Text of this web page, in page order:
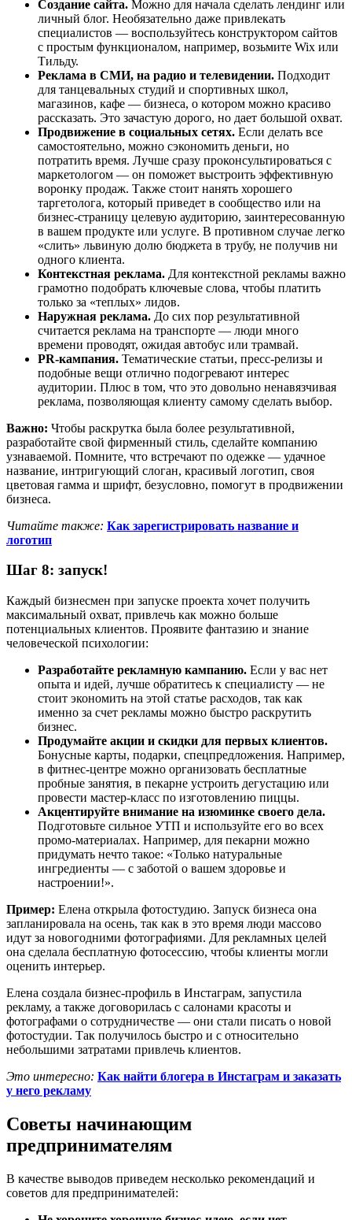
Создание сайта. Можно для начала сделать лендинг или
личный блог. Необязательно даже привлекать
специалистов — воспользуйтесь конструктором сайтов
с простым функционалом, например, возьмите Wix или
Тильду.
Реклама в СМИ, на радио и телевидении. Подходит
для танцевальных студий и спортивных школ,
магазинов, кафе — бизнеса, о котором можно красиво
рассказать. Это зачастую дорого, но дает большой охват.
Продвижение в социальных сетях. Если делать все
самостоятельно, можно сэкономить деньги, но
потратить время. Лучше сразу проконсультироваться с
маркетологом — он поможет выстроить эффективную
воронку продаж. Также стоит нанять хорошего
таргетолога, который приведет в сообщество или на
бизнес-страницу целевую аудиторию, заинтересованную
в вашем продукте или услуге. В противном случае легко
«слить» львиную долю бюджета в трубу, не получив ни
одного клиента.
Контекстная реклама. Для контекстной рекламы важно
грамотно подобрать ключевые слова, чтобы платить
только за «теплых» лидов.
Наружная реклама. До сих пор результативной
считается реклама на транспорте — люди много
времени проводят, ожидая автобус или трамвай.
PR-кампания. Тематические статьи, пресс-релизы и
подобные вещи отлично подогревают интерес
аудитории. Плюс в том, что это довольно ненавязчивая
реклама, позволяющая клиенту самому сделать выбор.
Важно: Чтобы раскрутка была более результативной,
разработайте свой фирменный стиль, сделайте компанию
узнаваемой. Помните, что встречают по одежке — удачное
название, интригующий слоган, красивый логотип, своя
цветовая гамма и шрифт, безусловно, помогут в продвижении
бизнеса.
Читайте также: Как зарегистрировать название и
логотип
Шаг 8: запуск!
Каждый бизнесмен при запуске проекта хочет получить
максимальный охват, привлечь как можно больше
потенциальных клиентов. Проявите фантазию и знание
человеческой психологии:
Разработайте рекламную кампанию. Если у вас нет
опыта и идей, лучше обратитесь к специалисту — не
стоит экономить на этой статье расходов, так как
именно за счет рекламы можно быстро раскрутить
бизнес.
Продумайте акции и скидки для первых клиентов.
Бонусные карты, подарки, спецпредложения. Например,
в фитнес-центре можно организовать бесплатные
пробные занятия, в пекарне устроить дегустацию или
провести мастер-класс по изготовлению пиццы.
Акцентируйте внимание на изюминке своего дела.
Подготовьте сильное УТП и используйте его во всех
промо-материалах. Например, для пекарни можно
придумать нечто такое: «Только натуральные
ингредиенты — с заботой о вашем здоровье и
настроении!».
Пример: Елена открыла фотостудию. Запуск бизнеса она
запланировала на осень, так как в это время люди массово
идут за новогодними фотографиями. Для рекламных целей
она сделала бесплатную фотосессию, чтобы клиенты могли
оценить интерьер.
Елена создала бизнес-профиль в Инстаграм, запустила
рекламу, а также договорилась с салонами красоты и
фотографами о сотрудничестве — они стали писать о новой
фотостудии. Так получилось быстро и с относительно
небольшими затратами привлечь клиентов.
Это интересно: Как найти блогера в Инстаграм и заказать
у него рекламу
Советы начинающим
предпринимателям
В качестве выводов приведем несколько рекомендаций и
советов для предпринимателей: